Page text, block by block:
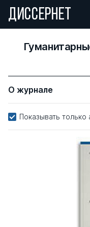
ДИССЕРНЕТ
О журнале
Показывать